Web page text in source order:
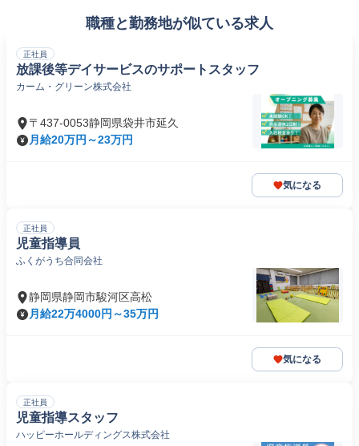
職種と勤務地が似ている求人
正社員
放課後等デイサービスのサポートスタッフ
カーム・グリーン株式会社
〒437-0053静岡県袋井市延久
月給20万円～23万円
気になる
正社員
児童指導員
ふくがうち合同会社
静岡県静岡市駿河区高松
月給22万4000円～35万円
気になる
正社員
児童指導スタッフ
ハッピーホールディングス株式会社